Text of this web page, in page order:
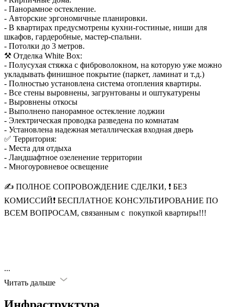
- Панорамное остекление.
- Авторские эргономичные планировки.
- В квартирах предусмотрены кухни-гостиные, ниши для
шкафов, гардеробные, мастер-спальни.
- Потолки до 3 метров.
⚒️ Отделка White Box:
- Полусухая стяжка с фиброволокном, на которую уже можно
укладывать финишное покрытие (паркет, ламинат и т.д.)
- Полностью установлена система отопления квартиры.
- Все стены выровнены, загрунтованы и оштукатурены
- Выровнены откосы
- Выполнено панорамное остекление лоджии
- Электрическая проводка разведена по комнатам
- Установлена надежная металлическая входная дверь
✅ Территория:
- Места для отдыха
- Ландшафтное озеленение территории
- Многоуровневое освещение
✍ ПОЛНОЕ СОПРОВОЖДЕНИЕ СДЕЛКИ, ❗ БЕЗ
КОМИССИЙ❗ БЕСПЛАТНОЕ КОНСУЛЬТИРОВАНИЕ ПО
ВСЕМ ВОПРОСАМ, связанным с покупкой квартиры!!!
...
Читать дальше
Инфраструктура